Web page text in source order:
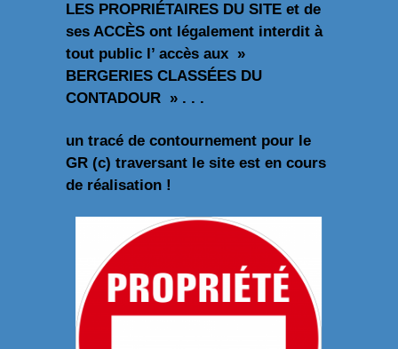
LES PROPRIÉTAIRES DU SITE et de
ses ACCÈS ont légalement interdit à
tout public l’ accès aux »
BERGERIES CLASSÉES DU
CONTADOUR » . . .
un tracé de contournement pour le
GR (c) traversant le site est en cours
de réalisation !